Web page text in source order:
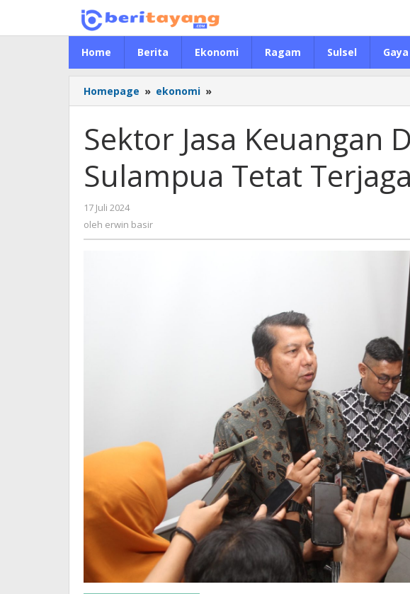
konten
Home Berita Ekonomi Ragam Sulsel
Homepage » ekonomi »
Jasa
Di
Wilayah
Sulampua
Tetat
Sektor Jasa Keuangan
Sulampua Tetat
17 Juli 2024
erwin
oleh erwin basir